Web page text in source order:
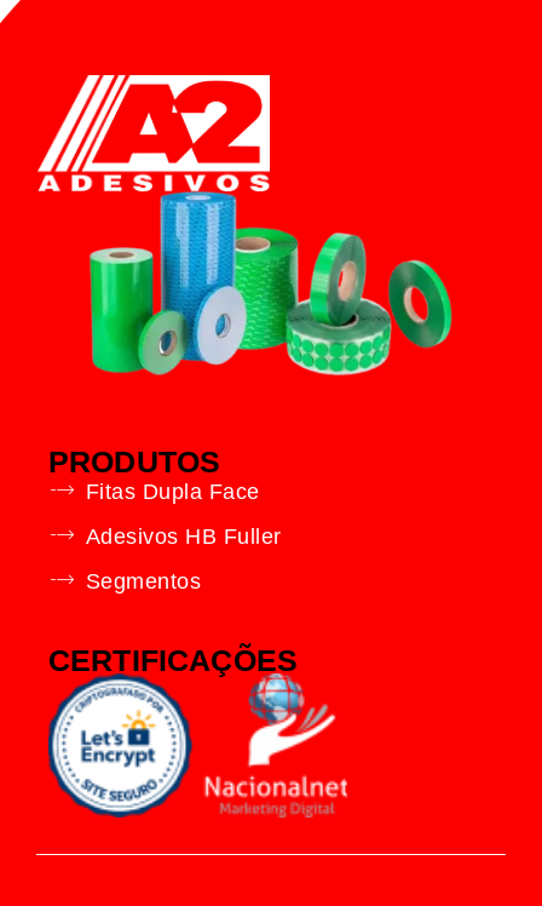
PRODUTOS
Fitas Dupla Face
Adesivos HB Fuller
Segmentos
CERTIFICAÇÕES